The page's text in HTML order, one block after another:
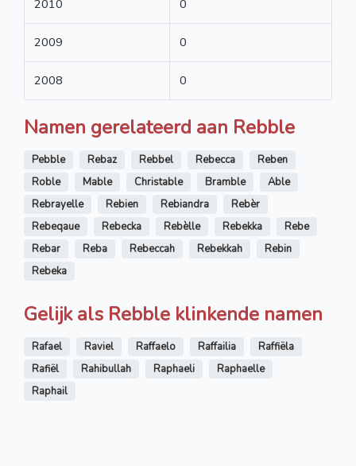
2010 0
2009 0
2008 0
Namen gerelateerd aan Rebble
Pebble Rebaz Rebbel Rebecca
Reben
Roble
Mable Christable Bramble
Able
Rebrayelle
Rebien Rebiandra
Rebèr
Rebeqaue
Rebecka Rebèlle Rebekka
Rebe
Rebar
Reba Rebeccah Rebekkah
Rebin
Rebeka
Gelijk als Rebble klinkende namen
Rafael Raviel Raffaelo Raffailia
Raffiëla
Rafiël
Rahibullah Raphaeli
Raphaelle
Raphail